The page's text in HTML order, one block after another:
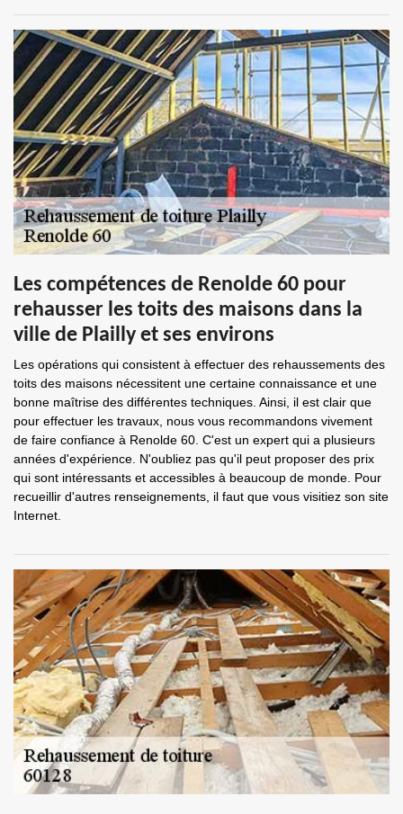
Les compétences de Renolde 60 pour
rehausser les toits des maisons dans la
ville de Plailly et ses environs
Les opérations qui consistent à effectuer des rehaussements des
toits des maisons nécessitent une certaine connaissance et une
bonne maîtrise des différentes techniques. Ainsi, il est clair que
pour effectuer les travaux, nous vous recommandons vivement
de faire confiance à Renolde 60. C'est un expert qui a plusieurs
années d'expérience. N'oubliez pas qu'il peut proposer des prix
qui sont intéressants et accessibles à beaucoup de monde. Pour
recueillir d'autres renseignements, il faut que vous visitiez son site
Internet.